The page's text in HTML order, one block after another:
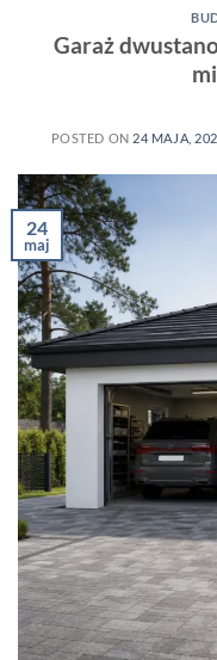
Garaż
POSTED ON 24 MAJA,
24
maj